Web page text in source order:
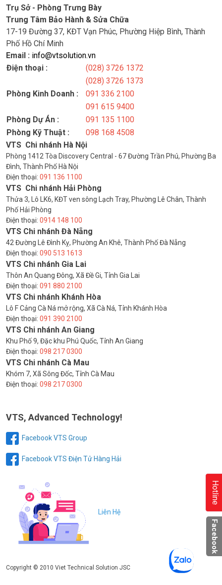
Trụ Sở - Phòng Trưng Bày
Trung Tâm Bảo Hành & Sửa Chữa
17-19 Đường 37, KĐT Vạn Phúc, Phường Hiệp Bình, Thành
Phố Hồ Chí Minh
Email : info@vtsolution.vn
Điện thoại :
(028) 3726 1372
(028) 3726 1373
Phòng Kinh Doanh :
091 336 2100
091 615 9400
Phòng Dự Án :
091 135 1100
Phòng Kỹ Thuật :
098 168 4508
VTS Chi nhánh Hà Nội
Phòng 1412 Tòa Discovery Central - 67 Đường Trần Phú, Phường Ba
Đình, Thành Phố Hà Nội
Điện thoại: 091 136 1100
VTS Chi nhánh Hải Phòng
Thửa 3, Lô LK6, KĐT ven sông Lạch Tray, Phường Lê Chân, Thành
Phố Hải Phòng
Điện thoại: 0914 148 100
VTS Chi nhánh Đà Nẵng
42 Đường Lê Đình Kỵ, Phường An Khê, Thành Phố Đà Nẵng
Điện thoại: 090 513 1613
VTS Chi nhánh Gia Lai
Thôn An Quang Đông, Xã Đề Gi, Tỉnh Gia Lai
Điện thoại: 091 880 2100
VTS Chi nhánh Khánh Hòa
Lô F Cảng Cà Ná mở rộng, Xã Cà Ná, Tỉnh Khánh Hòa
Điện thoại: 091 390 2100
VTS Chi nhánh An Giang
Khu Phố 9, Đặc khu Phú Quốc, Tỉnh An Giang
Điện thoại: 098 217 0300
VTS Chi nhánh Cà Mau
Khóm 7, Xã Sông Đốc, Tỉnh Cà Mau
Điện thoại: 098 217 0300
VTS, Advanced Technology!
Facebook VTS Group
Facebook VTS Điện Tử Hàng Hải
Liên Hệ
Copyright © 2010 Viet Technical Solution JSC
Hotline
Facebook